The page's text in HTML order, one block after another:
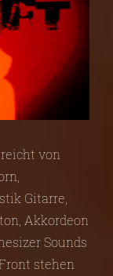
von
Gitarre,
Akkordeon
Sounds
stehen